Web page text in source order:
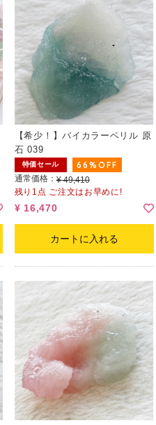
【希少！】バイカラーベリル 原
石 039
特価セール 66%OFF
通常価格：¥ 49,410
残り1点 ご注文はお早めに!
¥ 16,470
カートに入れる